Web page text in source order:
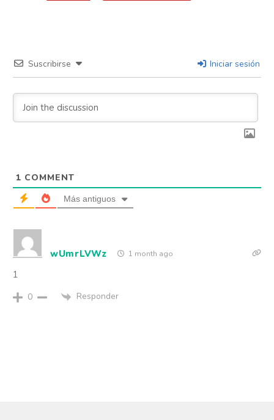
Suscribirse Iniciar sesión
1 COMMENT
Más antiguos
wUmrLVWz 1 month ago
1
0 Responder